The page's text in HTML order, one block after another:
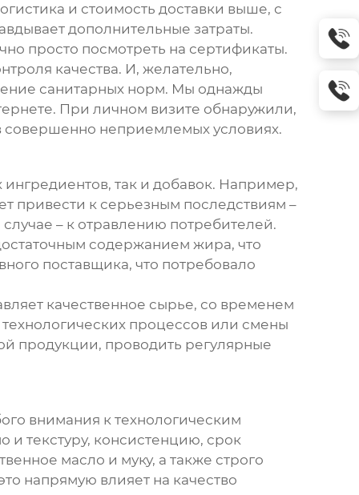
и стоимость доставки выше, с
дополнительные затраты.
просто посмотреть на сертификаты.
качества. И, желательно,
санитарных норм. Мы однажды
При личном визите обнаружили,
совершенно неприемлемых условиях.
ингредиентов, так и добавок. Например,
привести к серьезным последствиям –
– к отравлению потребителей.
содержанием жира, что
поставщика, что потребовало
качественное сырье, со временем
процессов или смены
продукции, проводить регулярные
внимания к технологическим
и текстуру, консистенцию, срок
масло и муку, а также строго
напрямую влияет на качество